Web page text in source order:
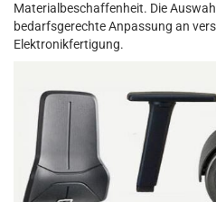
Materialbeschaffenheit. Die
bedarfsgerechte Anpassung an
Elektronikfertigung.